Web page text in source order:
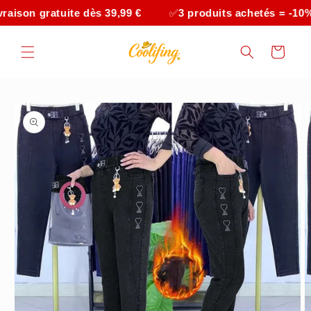
passer
au
dès 39,99 € ✅ 3 produits achetés = -10% ✅
Panier
Passer aux
informations
produits